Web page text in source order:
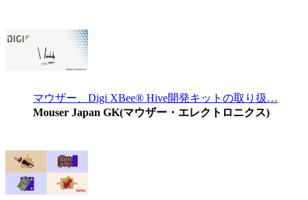
マウザー、Digi XBee® Hive開発キットの取り扱…
Mouser Japan GK(マウザー・エレクトロニクス)